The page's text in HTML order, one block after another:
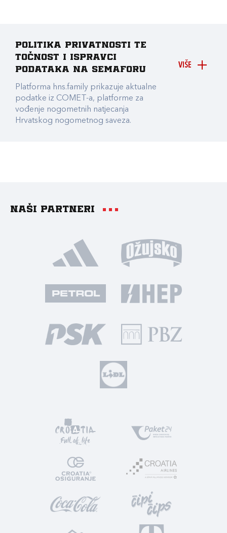
VIŠE
Politika privatnosti te
točnost i ispravci
podataka na Semaforu
Platforma hns.family prikazuje aktualne
podatke iz COMET-a, platforme za
vođenje nogometnih natjecanja
Hrvatskog nogometnog saveza.
Naši partneri